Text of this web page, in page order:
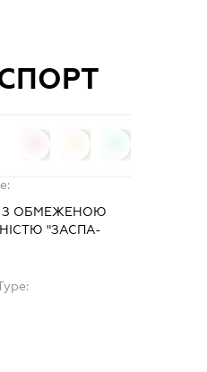
З ОБМЕЖЕНОЮ
"ЗАСПА-